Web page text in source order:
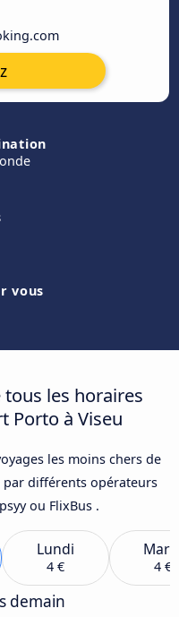
vous
les horaires
Porto à Viseu
les moins chers de
par différents opérateurs
ou FlixBus .
Lundi
4 € 4 €
demain